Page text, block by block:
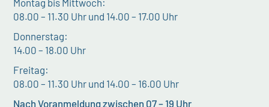
Montag bis Mittwoch:
08.00 – 11.30 Uhr und 14.00 – 17.00 Uhr
Donnerstag:
14.00 – 18.00 Uhr
Freitag:
08.00 – 11.30 Uhr und 14.00 – 16.00 Uhr
Nach Voranmeldung zwischen 07 – 19 Uhr